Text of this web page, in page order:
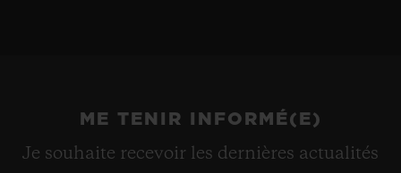
ME TENIR INFORMÉ(E)
Je souhaite recevoir les dernières actualités